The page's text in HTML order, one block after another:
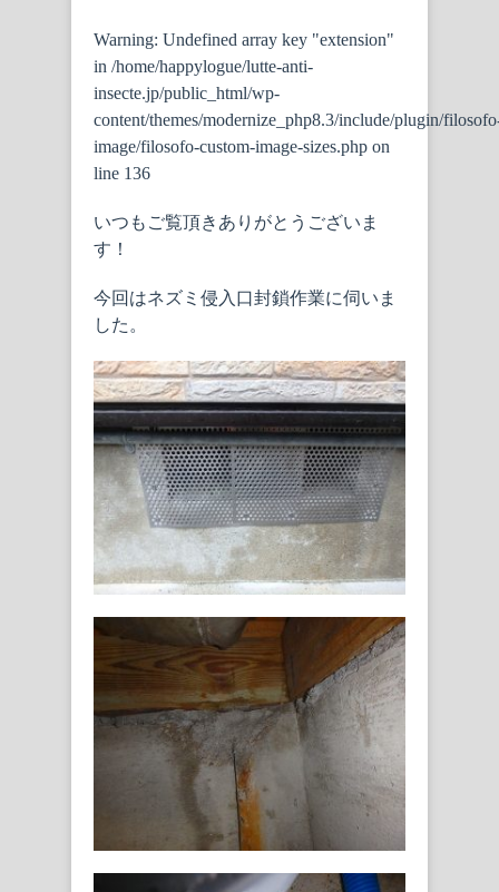
Warning: Undefined array key "extension"
in /home/happylogue/lutte-anti-
insecte.jp/public_html/wp-
content/themes/modernize_php8.3/include/plugin/
image/filosofo-custom-image-sizes.php on
line 136
いつもご覧頂きありがとうございま
す！
今回はネズミ侵入口封鎖作業に伺いま
した。